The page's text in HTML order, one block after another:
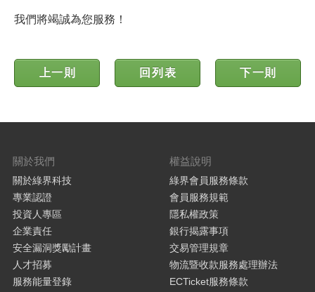
我們將竭誠為您服務！
上一則 回列表 下一則
關於我們
關於綠界科技
專業認證
投資人專區
企業責任
安全漏洞獎勵計畫
人才招募
服務能量登錄
權益說明
綠界會員服務條款
會員服務規範
隱私權政策
銀行揭露事項
交易管理規章
物流暨收款服務處理辦法
ECTicket服務條款